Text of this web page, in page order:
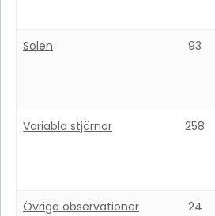
Solen 93
Variabla stjärnor 258
Övriga observationer 24